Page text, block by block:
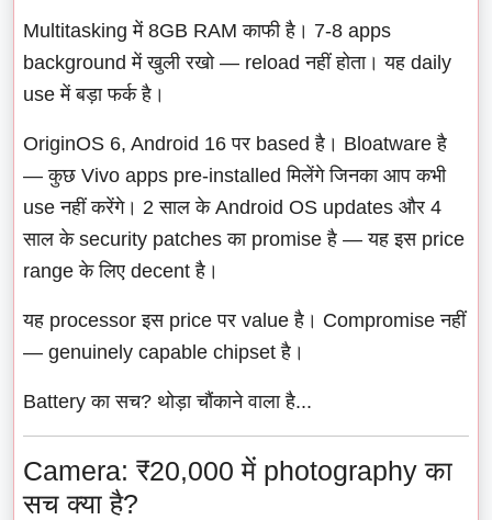
Multitasking में 8GB RAM काफी है। 7-8 apps
background में खुली रखो — reload नहीं होता। यह daily
use में बड़ा फर्क है।
OriginOS 6, Android 16 पर based है। Bloatware है
— कुछ Vivo apps pre-installed मिलेंगे जिनका आप कभी
use नहीं करेंगे। 2 साल के Android OS updates और 4
साल के security patches का promise है — यह इस price
range के लिए decent है।
यह processor इस price पर value है। Compromise नहीं
— genuinely capable chipset है।
Battery का सच? थोड़ा चौंकाने वाला है...
Camera: ₹20,000 में photography का
सच क्या है?